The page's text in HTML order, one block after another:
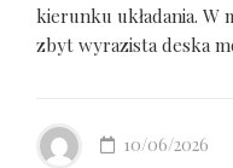
kierunku układania. W
zbyt wyrazista deska
10/06/2026